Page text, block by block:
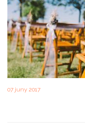
07 juny 2017